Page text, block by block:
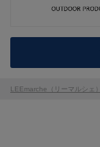
LEEmarche（リーマルシェ）